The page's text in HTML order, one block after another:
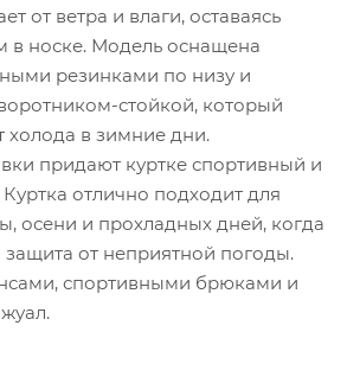
от ветра и влаги, оставаясь
в носке. Модель оснащена
резинками по низу и
стойкой, который
холода в зимние дни.
придают куртке спортивный и
отлично подходит для
осени и прохладных дней, когда
от неприятной погоды.
спортивными брюками и